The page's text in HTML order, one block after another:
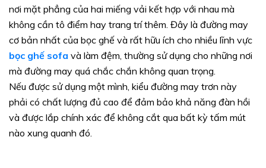
nơi mặt phẳng của hai miếng vải kết hợp với nhau mà
không cần tô điểm hay trang trí thêm. Đây là đường may
cơ bản nhất của bọc ghế và rất hữu ích cho nhiều lĩnh vực
bọc ghế sofa và làm đệm, thường sử dụng cho những nơi
mà đường may quá chắc chắn không quan trọng.
Nếu được sử dụng một mình, kiểu đường may trơn này
phải có chất lượng đủ cao để đảm bảo khả năng đàn hồi
và được lắp chính xác để không cắt qua bất kỳ tấm mút
nào xung quanh đó.